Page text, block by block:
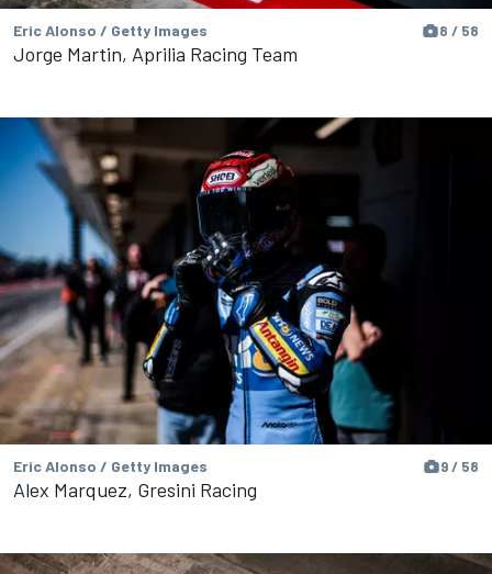
Eric Alonso / Getty Images 8 / 58
Jorge Martin, Aprilia Racing Team
Eric Alonso / Getty Images 9 / 58
Alex Marquez, Gresini Racing